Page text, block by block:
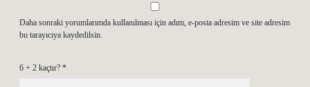
Daha sonraki yorumlarımda kullanılması için adım, e-posta adresim ve site adresim
bu tarayıcıya kaydedilsin.
6 + 2 kaçtır? *